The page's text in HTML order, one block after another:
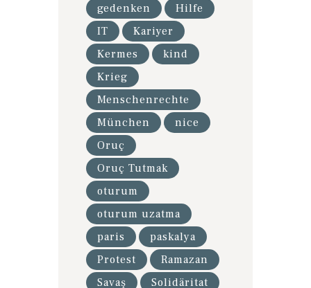
gedenken
Hilfe
IT
Kariyer
Kermes
kind
Krieg
Menschenrechte
München
nice
Oruç
Oruç Tutmak
oturum
oturum uzatma
paris
paskalya
Protest
Ramazan
Savaş
Solidäritat